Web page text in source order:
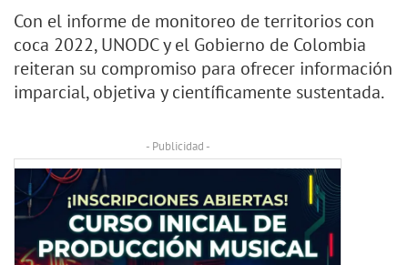
Con el informe de monitoreo de territorios con
coca 2022, UNODC y el Gobierno de Colombia
reiteran su compromiso para ofrecer información
imparcial, objetiva y científicamente sustentada.
- Publicidad -